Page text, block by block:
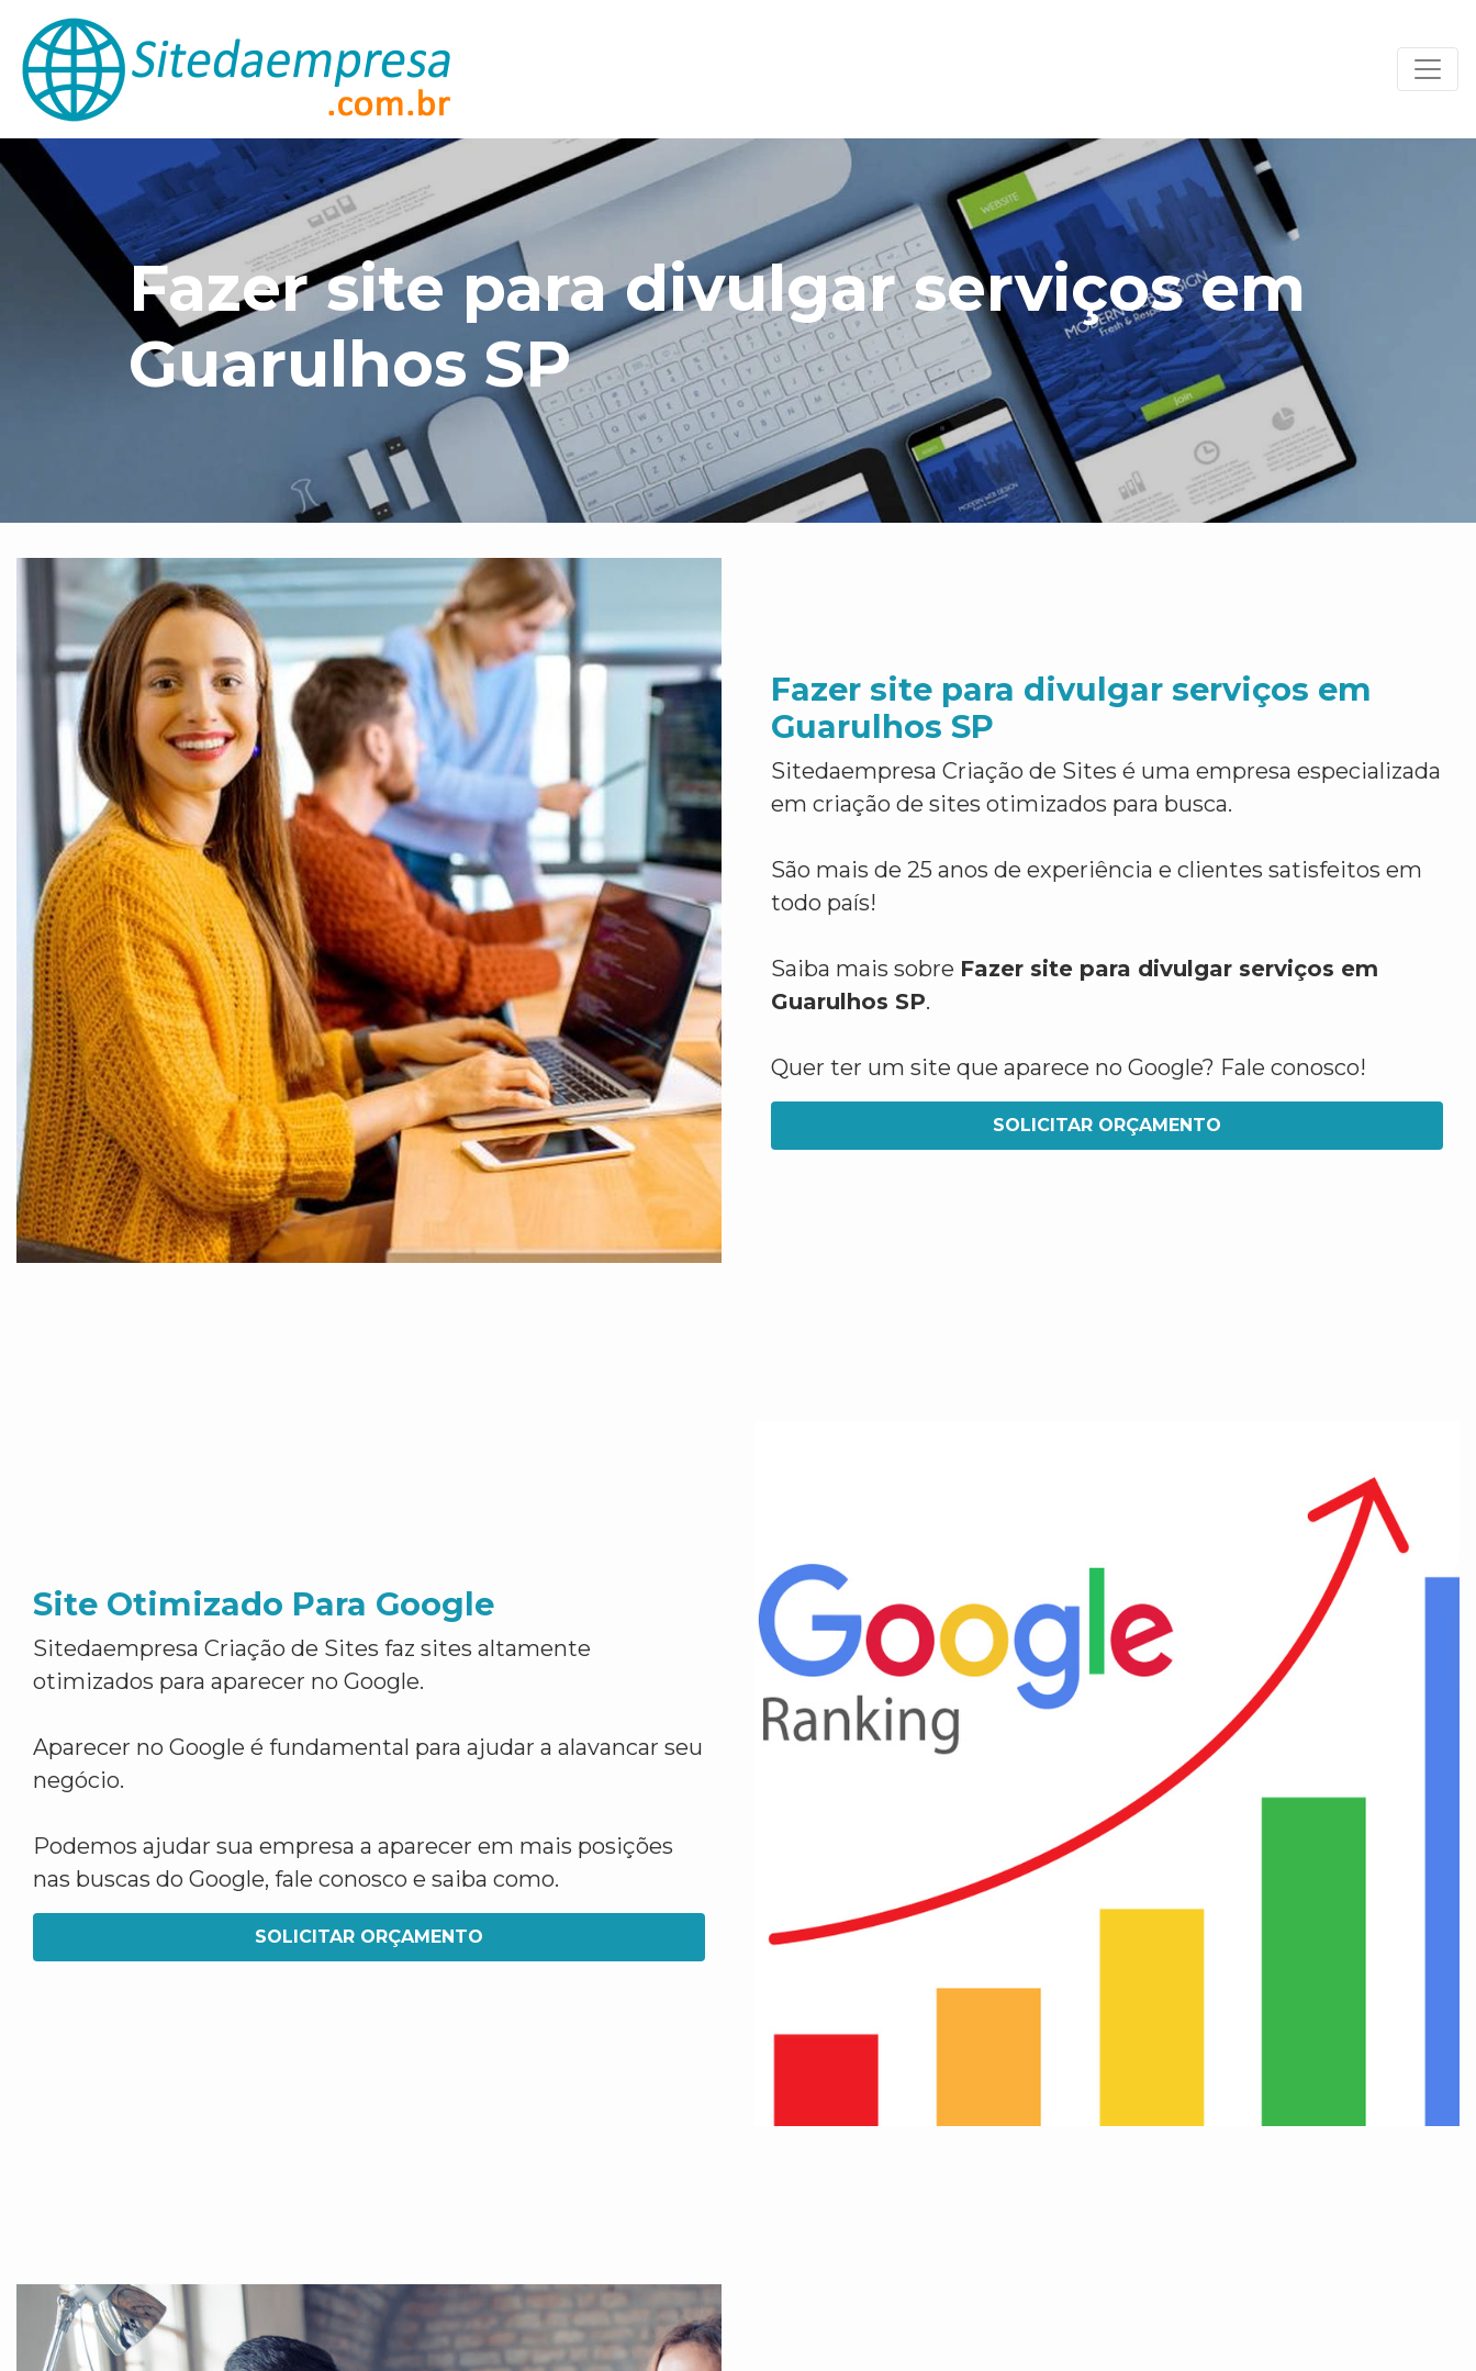
Fazer site para divulgar serviços em
Guarulhos SP
Fazer site para divulgar serviços em
Guarulhos SP
Sitedaempresa Criação de Sites é uma empresa especializada
em criação de sites otimizados para busca.
São mais de 25 anos de experiência e clientes satisfeitos em
todo país!
Saiba mais sobre Fazer site para divulgar serviços em
Guarulhos SP.
Quer ter um site que aparece no Google? Fale conosco!
SOLICITAR ORÇAMENTO
Site Otimizado Para Google
Sitedaempresa Criação de Sites faz sites altamente
otimizados para aparecer no Google.
Aparecer no Google é fundamental para ajudar a alavancar seu
negócio.
Podemos ajudar sua empresa a aparecer em mais posições
nas buscas do Google, fale conosco e saiba como.
SOLICITAR ORÇAMENTO